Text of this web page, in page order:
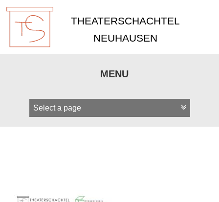
THEATERSCHACHTEL
NEUHAUSEN
MENU
Inhalt